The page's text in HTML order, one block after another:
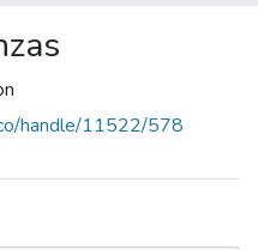
handle/11522/578